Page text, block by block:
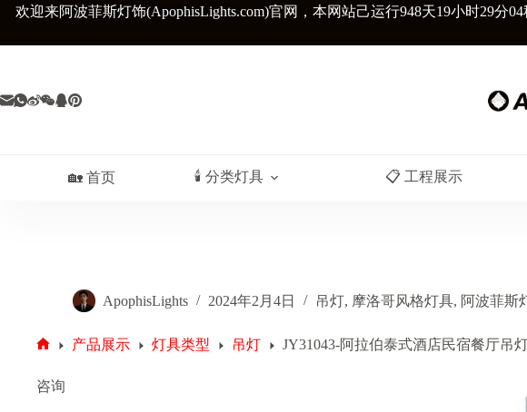
内
欢迎来阿波菲斯灯饰(ApophisLights.com)官网，本网站己运行948天19小时29分05
🏡 首页 🕯️ 分类灯具 📋︎ 工程展示
ApophisLights 2024年2月4日 吊灯, 摩洛哥风格灯具, 阿波菲斯
页
产品展示 灯具类型 吊灯 JY31043-阿拉伯泰式酒店民宿餐厅吊
咨询